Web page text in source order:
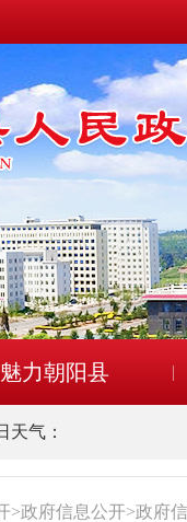
魅力朝阳县
气：
>政府信息公开>政府